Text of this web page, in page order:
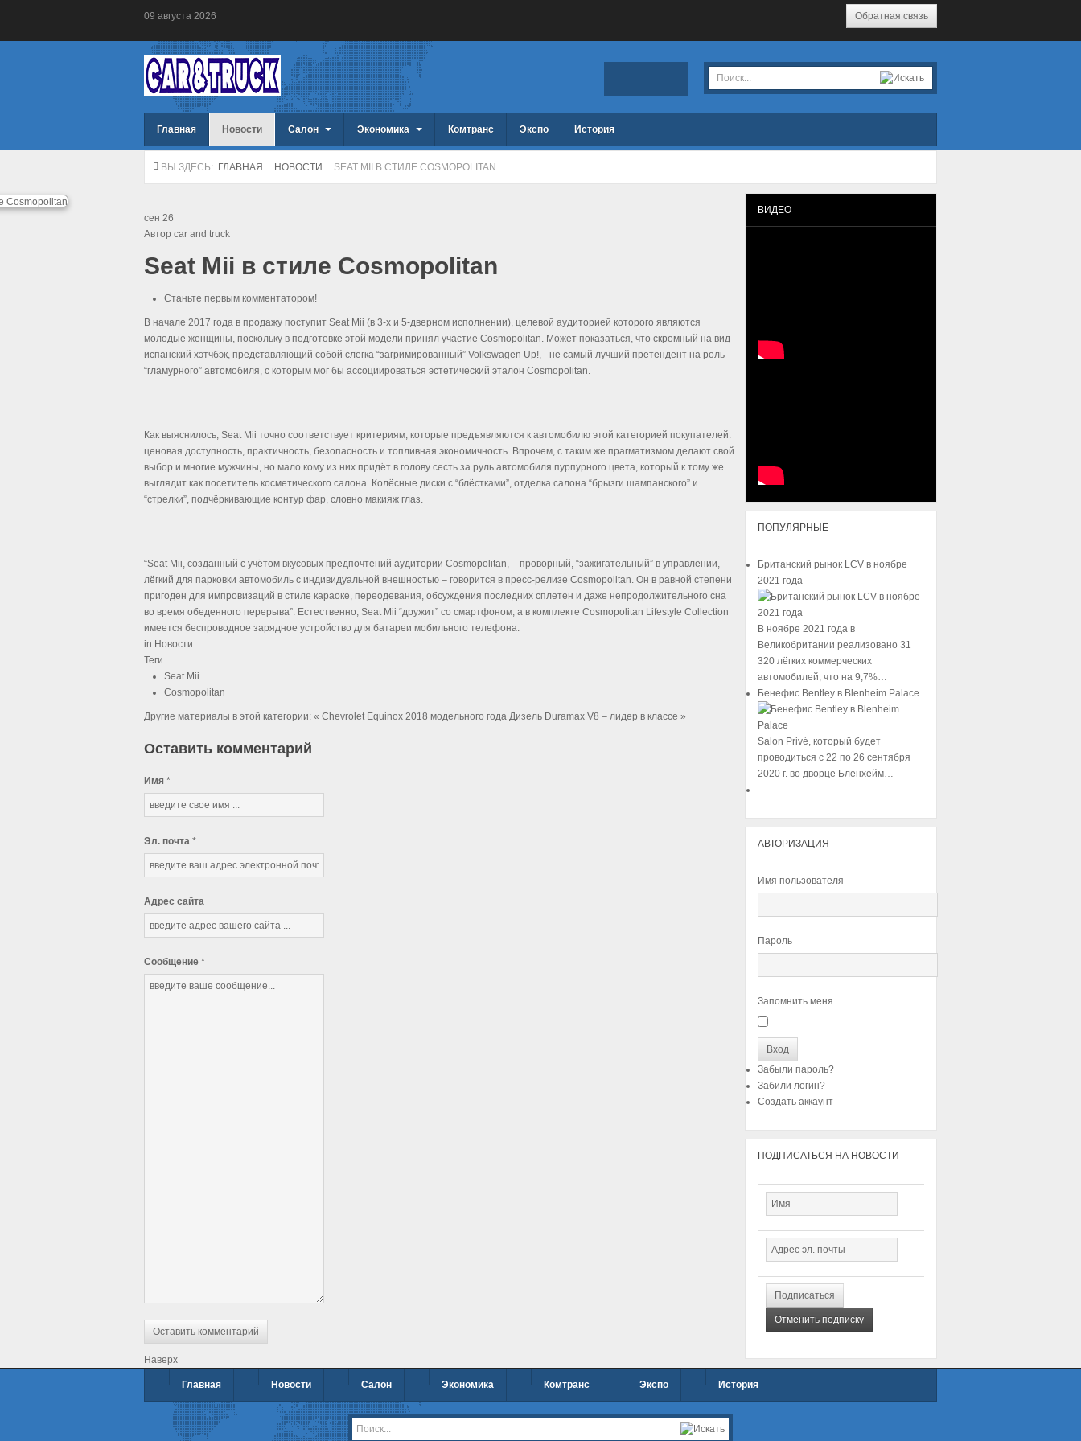
09 августа 2026 Обратная связь
Главная Новости Салон Экономика Комтранс Экспо История
ВЫ ЗДЕСЬ: ГЛАВНАЯ НОВОСТИ SEAT MII В СТИЛЕ COSMOPOLITAN
сен 26
Автор car and truck
Seat Mii в стиле Cosmopolitan
Станьте первым комментатором!
В начале 2017 года в продажу поступит Seat Mii (в 3-х и 5-дверном исполнении), целевой аудиторией которого являются
молодые женщины, поскольку в подготовке этой модели принял участие Cosmopolitan. Может показаться, что скромный на вид
испанский хэтчбэк, представляющий собой слегка “загримированный” Volkswagen Up!, - не самый лучший претендент на роль
“гламурного” автомобиля, с которым мог бы ассоциироваться эстетический эталон Cosmopolitan.
Как выяснилось, Seat Mii точно соответствует критериям, которые предъявляются к автомобилю этой категорией покупателей:
ценовая доступность, практичность, безопасность и топливная экономичность. Впрочем, с таким же прагматизмом делают свой
выбор и многие мужчины, но мало кому из них придёт в голову сесть за руль автомобиля пурпурного цвета, который к тому же
выглядит как посетитель косметического салона. Колёсные диски с “блёстками”, отделка салона “брызги шампанского” и
“стрелки”, подчёркивающие контур фар, словно макияж глаз.
“Seat Mii, созданный с учётом вкусовых предпочтений аудитории Cosmopolitan, – проворный, “зажигательный” в управлении,
лёгкий для парковки автомобиль с индивидуальной внешностью – говорится в пресс-релизе Cosmopolitan. Он в равной степени
пригоден для импровизаций в стиле караоке, переодевания, обсуждения последних сплетен и даже непродолжительного сна
во время обеденного перерыва”. Естественно, Seat Mii “дружит” со смартфоном, а в комплекте Cosmopolitan Lifestyle Collection
имеется беспроводное зарядное устройство для батареи мобильного телефона.
in Новости
Теги
Seat Mii
Cosmopolitan
Другие материалы в этой категории: « Chevrolet Equinox 2018 модельного года Дизель Duramax V8 – лидер в классе »
Оставить комментарий
Имя *
Эл. почта *
Адрес сайта
Сообщение *
Наверх
ВИДЕО
ПОПУЛЯРНЫЕ
Британский рынок LCV в ноябре
2021 года
В ноябре 2021 года в
Великобритании реализовано 31
320 лёгких коммерческих
автомобилей, что на 9,7%…
Бенефис Bentley в Blenheim Palace
Salon Privé, который будет
проводиться с 22 по 26 сентября
2020 г. во дворце Бленхейм…
АВТОРИЗАЦИЯ
Имя пользователя
Пароль
Запомнить меня
Забыли пароль?
Забили логин?
Создать аккаунт
ПОДПИСАТЬСЯ НА НОВОСТИ
Главная Новости Салон Экономика Комтранс Экспо История